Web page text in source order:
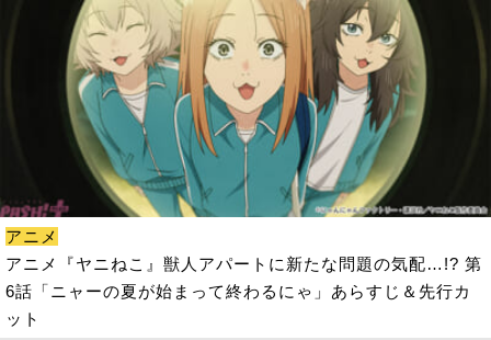
アニメ
アニメ『ヤニねこ』獣人アパートに新たな問題の気配…!? 第
6話「ニャーの夏が始まって終わるにゃ」あらすじ＆先行カ
ット